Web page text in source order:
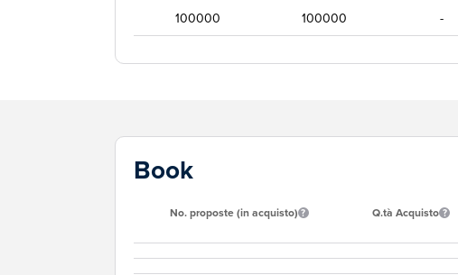
100000 100000 -
Book
No. proposte (in acquisto) Q.tà Acquisto